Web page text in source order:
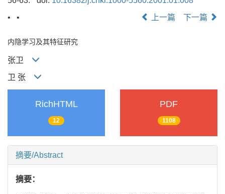
• •
上一篇 下一篇
内隐学习及其特征研究
张卫
卫 张
RichHTML
12
PDF
1108
摘要/Abstract
摘要：